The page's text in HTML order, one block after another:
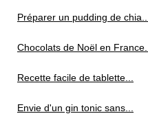
Préparer un pudding de chia...
Chocolats de Noël en France...
Recette facile de tablette...
Envie d'un gin tonic sans...